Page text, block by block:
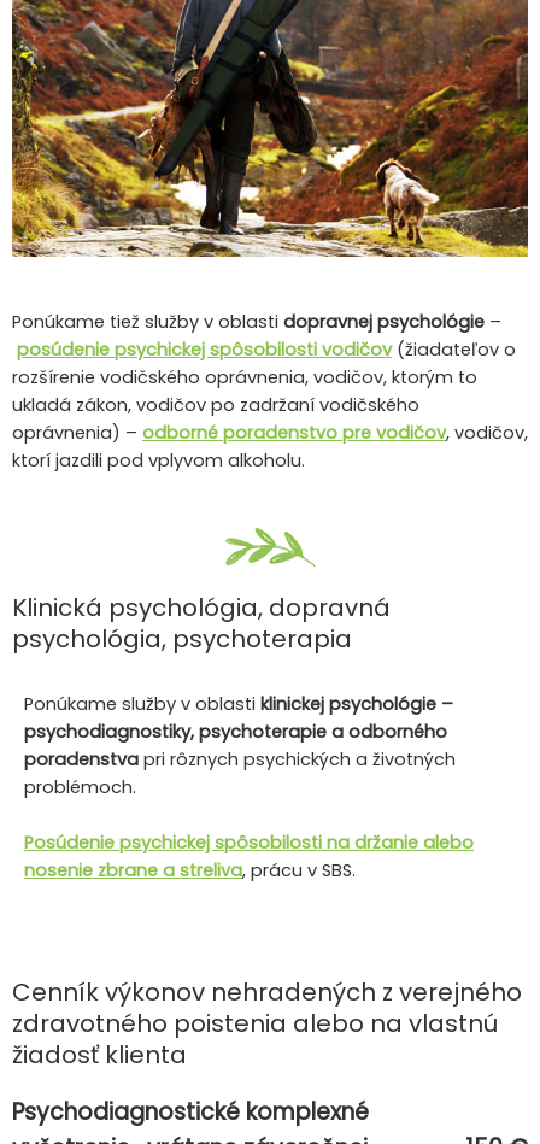
Klinická psychológia, dopravná
psychológia, psychoterapia
Ponúkame služby v oblasti klinickej psychológie –
psychodiagnostiky, psychoterapie a odborného
poradenstva pri rôznych psychických a životných
problémoch.
Posúdenie psychickej spôsobilosti na držanie alebo
nosenie zbrane a streliva, prácu v SBS.
Ponúkame tiež služby v oblasti dopravnej psychológie –
posúdenie psychickej spôsobilosti vodičov(žiadateľov o
rozšírenie vodičského oprávnenia, vodičov, ktorým to
ukladá zákon, vodičov po zadržaní vodičského
oprávnenia) – odborné poradenstvo pre vodičov, vodičov,
ktorí jazdili pod vplyvom alkoholu.
Cenník výkonov nehradených z verejného
zdravotného poistenia alebo na vlastnú
žiadosť klienta
Psychodiagnostické komplexné